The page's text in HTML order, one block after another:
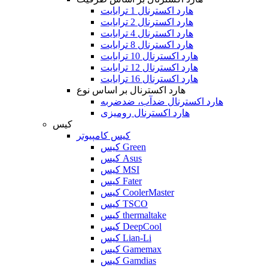
هارد اکسترنال 1 ترابایت
هارد اکسترنال 2 ترابایت
هارد اکسترنال 4 ترابایت
هارد اکسترنال 8 ترابایت
هارد اکسترنال 10 ترابایت
هارد اکسترنال 12 ترابایت
هارد اکسترنال 16 ترابایت
هارد اکسترنال بر اساس نوع
هارد اکسترنال ضدآب، ضدضربه
هارد اکسترنال رومیزی
کیس
کیس کامپیوتر
کیس Green
کیس Asus
کیس MSI
کیس Fater
کیس CoolerMaster
کیس TSCO
کیس thermaltake
کیس DeepCool
کیس Lian-Li
کیس Gamemax
کیس Gamdias